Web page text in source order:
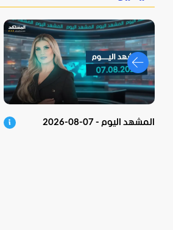
المشهد اليوم - 07-08-2026